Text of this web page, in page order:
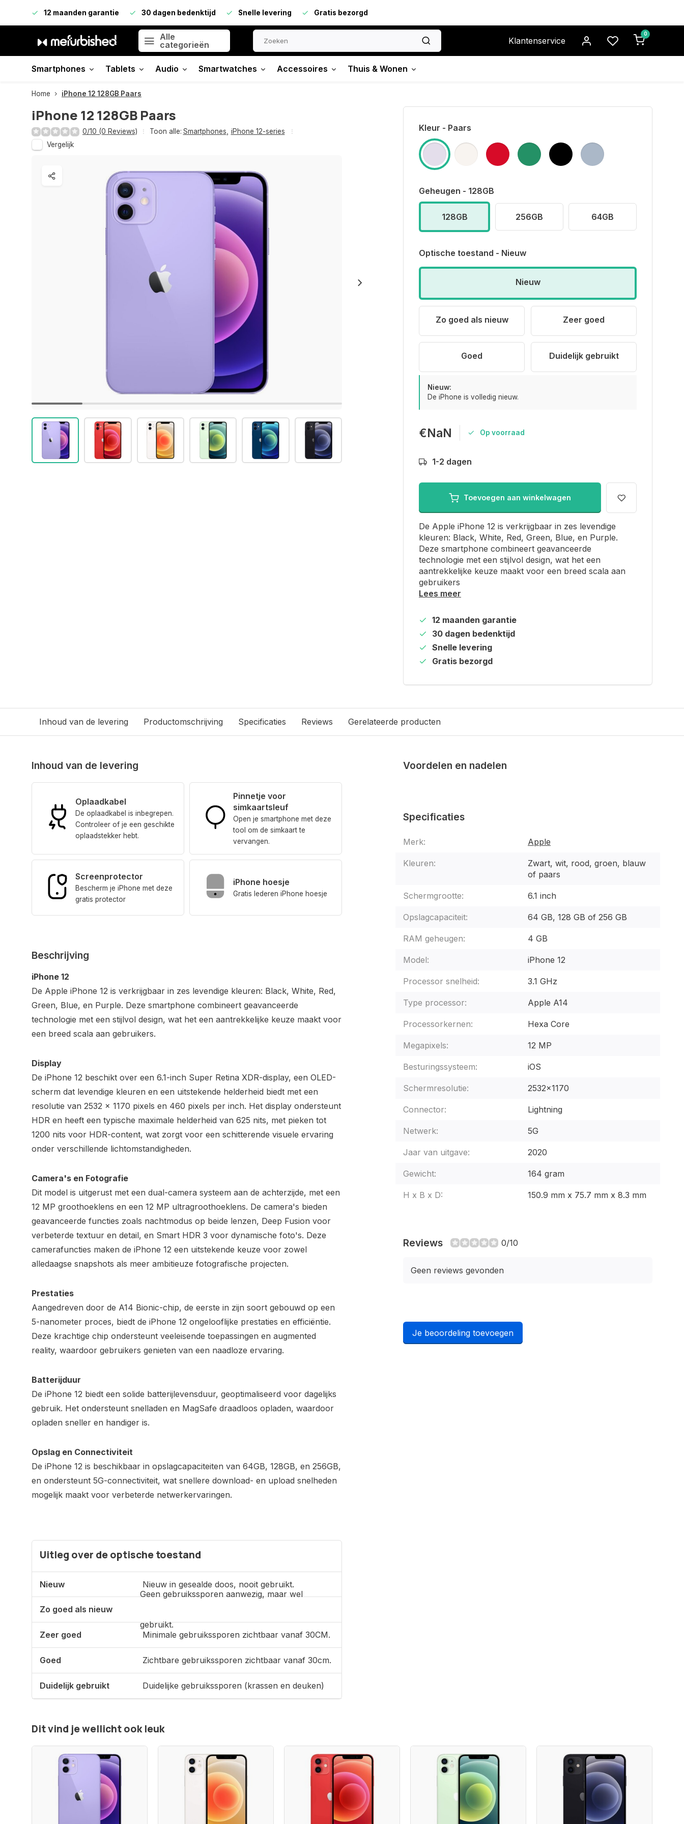
12 maanden garantie 30 dagen bedenktijd Snelle levering Gratis bezorgd
Alle
categorieën
Klantenservice
0
Smartphones Tablets Audio Smartwatches Accessoires Thuis & Wonen
Home iPhone 12 128GB Paars
iPhone 12 128GB Paars
0/10 (0 Reviews) Toon alle: Smartphones
iPhone 12-series
Vergelijk
Kleur - Paars
Geheugen - 128GB
128GB 256GB 64GB
Optische toestand - Nieuw
Nieuw
Zo goed als nieuw Zeer goed
Goed Duidelijk gebruikt
Nieuw:
De iPhone is volledig nieuw.
€NaN Op voorraad
1-2 dagen
Toevoegen aan winkelwagen
De Apple iPhone 12 is verkrijgbaar in zes levendige
kleuren: Black, White, Red, Green, Blue, en Purple.
Deze smartphone combineert geavanceerde
technologie met een stijlvol design, wat het een
aantrekkelijke keuze maakt voor een breed scala aan
gebruikers
Lees meer
12 maanden garantie
30 dagen bedenktijd
Snelle levering
Gratis bezorgd
Inhoud van de levering Productomschrijving Specificaties Reviews Gerelateerde producten
Inhoud van de levering
Oplaadkabel
De oplaadkabel is inbegrepen.
Controleer of je een geschikte
oplaadstekker hebt.
Pinnetje voor
simkaartsleuf
Open je smartphone met deze
tool om de simkaart te
vervangen.
Screenprotector
Bescherm je iPhone met deze
gratis protector
iPhone hoesje
Gratis lederen iPhone hoesje
Beschrijving
iPhone 12
De Apple iPhone 12 is verkrijgbaar in zes levendige kleuren: Black, White, Red,
Green, Blue, en Purple. Deze smartphone combineert geavanceerde
technologie met een stijlvol design, wat het een aantrekkelijke keuze maakt voor
een breed scala aan gebruikers.
Display
De iPhone 12 beschikt over een 6.1-inch Super Retina XDR-display, een OLED-
scherm dat levendige kleuren en een uitstekende helderheid biedt met een
resolutie van 2532 x 1170 pixels en 460 pixels per inch. Het display ondersteunt
HDR en heeft een typische maximale helderheid van 625 nits, met pieken tot
1200 nits voor HDR-content, wat zorgt voor een schitterende visuele ervaring
onder verschillende lichtomstandigheden.
Camera's en Fotografie
Dit model is uitgerust met een dual-camera systeem aan de achterzijde, met een
12 MP groothoeklens en een 12 MP ultragroothoeklens. De camera's bieden
geavanceerde functies zoals nachtmodus op beide lenzen, Deep Fusion voor
verbeterde textuur en detail, en Smart HDR 3 voor dynamische foto's. Deze
camerafuncties maken de iPhone 12 een uitstekende keuze voor zowel
alledaagse snapshots als meer ambitieuze fotografische projecten.
Prestaties
Aangedreven door de A14 Bionic-chip, de eerste in zijn soort gebouwd op een
5-nanometer proces, biedt de iPhone 12 ongelooflijke prestaties en efficiëntie.
Deze krachtige chip ondersteunt veeleisende toepassingen en augmented
reality, waardoor gebruikers genieten van een naadloze ervaring.
Batterijduur
De iPhone 12 biedt een solide batterijlevensduur, geoptimaliseerd voor dagelijks
gebruik. Het ondersteunt snelladen en MagSafe draadloos opladen, waardoor
opladen sneller en handiger is.
Opslag en Connectiviteit
De iPhone 12 is beschikbaar in opslagcapaciteiten van 64GB, 128GB, en 256GB,
en ondersteunt 5G-connectiviteit, wat snellere download- en upload snelheden
mogelijk maakt voor verbeterde netwerkervaringen.
Uitleg over de optische toestand
Nieuw Nieuw in gesealde doos, nooit gebruikt.
Zo goed als nieuw
Geen gebruikssporen aanwezig, maar wel
gebruikt.
Zeer goed
Minimale gebruikssporen zichtbaar vanaf 30CM.
Goed Zichtbare gebruikssporen zichtbaar vanaf 30cm.
Duidelijk gebruikt Duidelijke gebruikssporen (krassen en deuken)
Voordelen en nadelen
Specificaties
Merk: Apple
Kleuren:
Zwart, wit, rood, groen, blauw
of paars
Schermgrootte: 6.1 inch
Opslagcapaciteit: 64 GB, 128 GB of 256 GB
RAM geheugen: 4 GB
Model: iPhone 12
Processor snelheid: 3.1 GHz
Type processor: Apple A14
Processorkernen: Hexa Core
Megapixels: 12 MP
Besturingssysteem: iOS
Schermresolutie: 2532x1170
Connector: Lightning
Netwerk: 5G
Jaar van uitgave: 2020
Gewicht: 164 gram
H x B x D: 150.9 mm x 75.7 mm x 8.3 mm
Reviews 0/10
Geen reviews gevonden
Je beoordeling toevoegen
Dit vind je wellicht ook leuk